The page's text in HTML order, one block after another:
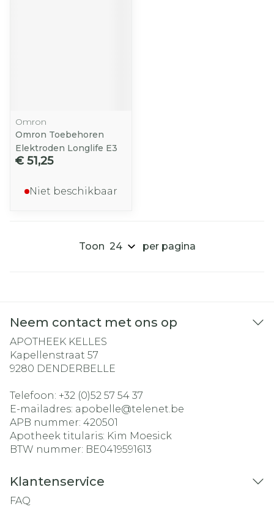
Omron
Omron Toebehoren
Elektroden Longlife E3
€ 51,25
Niet beschikbaar
Toon per pagina
Neem contact met ons op
APOTHEEK KELLES
Kapellenstraat 57
9280 DENDERBELLE
Telefoon: +32 (0)52 57 54 37
E-mailadres: apobelle@telenet.be
APB nummer: 420501
Apotheek titularis: Kim Moesick
BTW nummer: BE0419591613
Klantenservice
FAQ